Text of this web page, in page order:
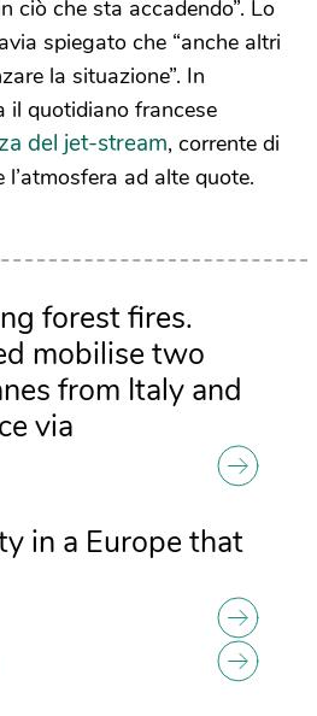
ciò che sta accadendo”. Lo
spiegato che “anche altri
la situazione”. In
il quotidiano francese
del jet-stream, corrente di
ad alte quote.
forest fires.
mobilise two
from Italy and
via
in a Europe that